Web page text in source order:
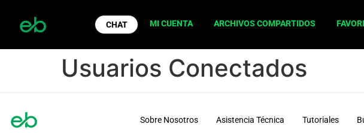
CHAT MI CUENTA ARCHIVOS COMPARTIDOS
Usuarios Conectados
Sobre Nosotros Asistencia Técnica Tutoriales